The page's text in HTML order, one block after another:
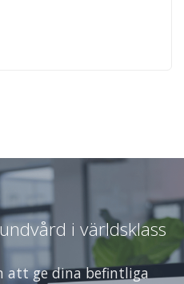
i världsklass
att ge dina befintliga